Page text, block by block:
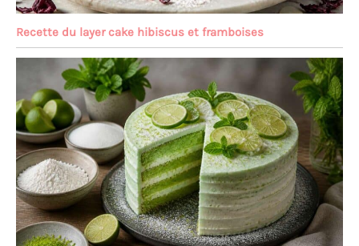
Recette du layer cake hibiscus et framboises